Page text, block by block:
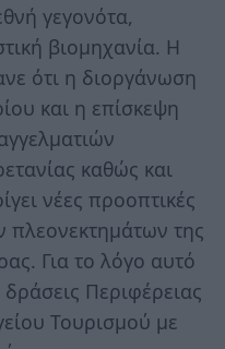
γεγονότα,
βιομηχανία. Η
ότι η διοργάνωση
και η επίσκεψη
καθώς και
νέες προοπτικές
πλεονεκτημάτων της
Για το λόγο αυτό
Περιφέρειας
Τουρισμού με